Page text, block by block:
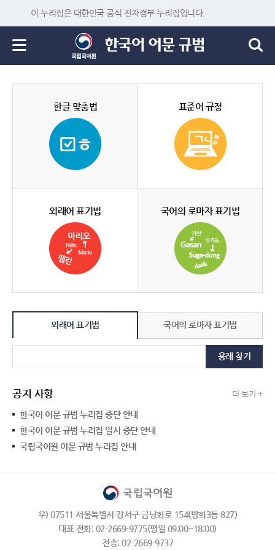
이 누리집은 대한민국 공식 전자정부 누리집입니다.
한글 맞춤법 표준어 규정
외래어 표기법 국어의 로마자 표기법
외래어 표기법 국어의 로마자 표기법
용례 찾기
공지 사항 더 보기 +
한국어 어문 규범 누리집 중단 안내
한국어 어문 규범 누리집 일시 중단 안내
국립국어원 어문 규범 누리집 안내
우) 07511 서울특별시 강서구 금낭화로 154(방화3동 827)
대표 전화: 02-2669-9775(평일 09:00~18:00)
전송: 02-2669-9737